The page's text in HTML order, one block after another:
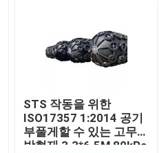
STS 작동을 위한
ISO17357 1:2014 공기
부풀게할 수 있는 고무
방현재 3.3*6.5M 80kPa